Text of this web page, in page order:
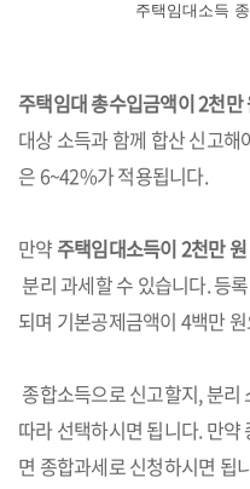
주택임대소득
주택임대 총수입금액이 2천만
대상 소득과 함께 합산 신고
은 6~42%가 적용됩니다.
만약 주택임대소득이 2천만
분리 과세할 수 있습니다. 등
되며 기본공제금액이 4백만
종합소득으로 신고할지, 분
따라 선택하시면 됩니다. 만
면 종합과세로 신청하시면 됩